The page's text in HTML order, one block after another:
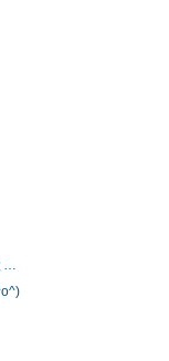
…